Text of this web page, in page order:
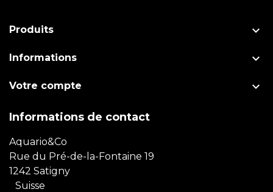
Produits 
Informations 
Votre compte 
Informations de contact
Aquario&Co
Rue du Pré-de-la-Fontaine 19
1242 Satigny
Suisse